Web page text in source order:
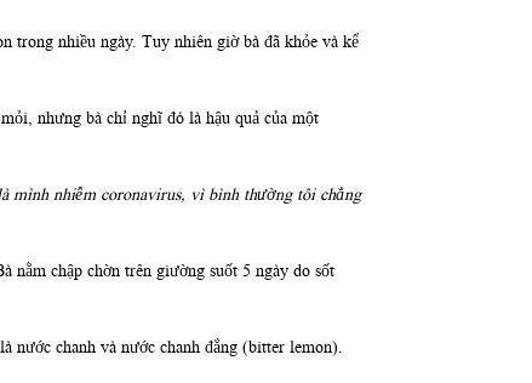
trong nhiều ngày. Tuy nhiên giờ bà đã khỏe và kể
nhưng bà chỉ nghĩ đó là hậu quả của một
mình nhiễm coronavirus, vì bình thường tôi chẳng
nằm chập chờn trên giường suốt 5 ngày do sốt
nước chanh và nước chanh đắng (bitter lemon).